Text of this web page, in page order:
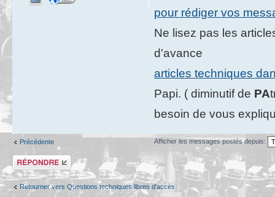
pour rédiger vos
Ne lisez pas les
d'avance
articles techniques
Papi. ( diminutif de PA
besoin de vous
Précédente Afficher les messages postés depuis:
Répondre
Retourner vers Questions techniques libres d'accès